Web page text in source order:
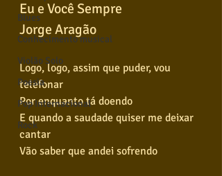
Blues
Conhecimento musical
Violão Solo
Poesia
Pop Internacional
Rock
Eu e Você Sempre
Jorge Aragão
Logo, logo, assim que puder, vou
telefonar
Por enquanto tá doendo
E quando a saudade quiser me deixar
cantar
Vão saber que andei sofrendo